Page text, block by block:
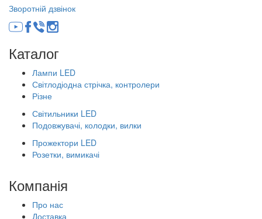
Зворотній дзвінок
Каталог
Лампи LED
Світлодіодна стрічка, контролери
Різне
Світильники LED
Подовжувачі, колодки, вилки
Прожектори LED
Розетки, вимикачі
Компанія
Про нас
Доставка